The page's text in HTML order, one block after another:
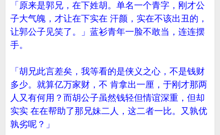
「原来是郭兄，在下姓胡。单名一个青字，刚才公
子大气魄，才让在下实在 汗颜，实在不该出丑的，
让郭公子见笑了。」蓝衫青年一脸不敢当，连连摆
手。
「胡兄此言差矣，我等看的是侠义之心，不是钱财
多少。就算亿万家财，不 肯拿出一厘，于刚才那两
人又有何用？而胡公子虽然钱轻但情谊深重，但却
实实 在在帮助了那兄妹二人，这二者一比。又孰优
孰劣呢？」